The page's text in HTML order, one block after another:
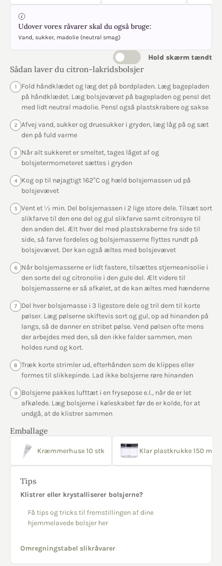
Udover vores råvarer skal du også bruge:
Vand, sukker, madolie (neutral smag)
Hold skærm tændt
Sådan laver du citron-lakridsbolsjer
1
Fold håndklædet og læg det på bordpladen. Læg bagepladen
på håndklædet. Læg bolsjevævet på bagepladen og pensl det
med lidt neutral madolie. Pensl også plastskrabere og sakse
2
Afvej vand, sukker og druesukker i gryden, læg låg på og sæt
den på fuld varme
3
Når alt sukkeret er smeltet, tages låget af og
bolsjetermometeret sættes i gryden
4
Kog op til nøjagtigt 162°C og hæld bolsjemassen ud på
bolsjevævet
5
Vent et ½ min. Del bolsjemassen i 2 lige store dele. Tilsæt sort
slikfarve til den ene del og gul slikfarve samt citronsyre til
den anden del. Ælt hver del med plastskraberne fra side til
side, så farve fordeles og bolsjemasserne flyttes rundt på
bolsjevævet. Der kan også æltes med bolsjevævet
6
Når bolsjemasserne er lidt fastere, tilsættes stjerneanisolie i
den sorte del og citronolie i den gule del. Ælt videre til
bolsjemasserne er så afkølet, at de kan æltes med hænderne
7
Del hver bolsjemasse i 3 ligestore dele og tril dem til korte
pølser. Læg pølserne skiftevis sort og gul, op ad hinanden på
langs, så de danner en stribet pølse. Vend pølsen ofte mens
der arbejdes med den, så den ikke falder sammen, men
holdes rund og kort.
8
Træk korte strimler ud, efterhånden som de klippes eller
formes til slikkepinde. Lad ikke bolsjerne røre hinanden
9
Bolsjerne pakkes lufttæt i en frysepose e.l., når de er let
afkølede. Læg bolsjerne i køleskabet før de er kolde, for at
undgå, at de klistrer sammen
Emballage
Kræmmerhuse 10 stk Klar plastkrukke 150 ml
Tips
Klistrer eller krystalliserer bolsjerne?
Få tips og tricks til fremstillingen af dine
hjemmelavede bolsjer her
Omregningstabel slikråvarer